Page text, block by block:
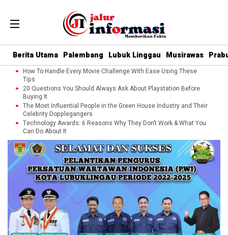
Berita Utama Palembang Lubuk Linggau Musirawas
How To Handle Every Movie Challenge With Ease Using These
Tips
20 Questions You Should Always Ask About Playstation Before
Buying It
The Most Influential People in the Green House Industry and Their
Celebrity Dopplegangers
Technology Awards: 6 Reasons Why They Don’t Work & What You
Can Do About It